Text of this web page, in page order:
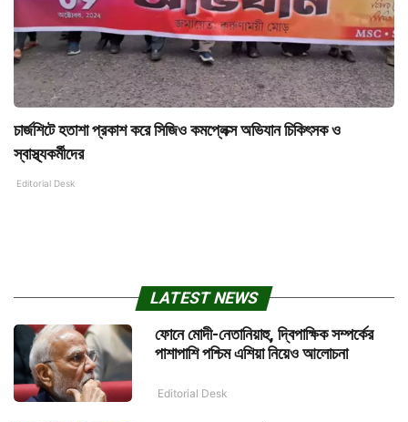
চার্জশিটে হতাশা প্রকাশ করে সিজিও কমপ্লেক্স অভিযান চিকিৎসক ও
স্বাস্থ্যকর্মীদের
Editorial Desk
LATEST NEWS
ফোনে মোদী-নেতানিয়াহু, দ্বিপাক্ষিক সম্পর্কের
পাশাপাশি পশ্চিম এশিয়া নিয়েও আলোচনা
Editorial Desk